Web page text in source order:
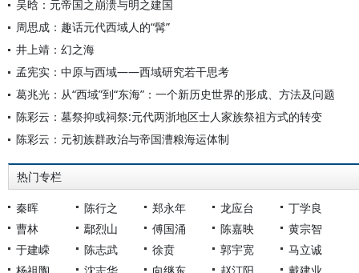
吴晗：元帝国之崩溃与明之建国
周思成：趣话元代西域人的“髯”
井上靖：幻之海
孟宪实：中原与西域——西域研究若干思考
葛兆光：从“西域”到“东海”：一个新历史世界的形成、方法及问题
陈彩云：墓祭抑或祠祭:元代两浙地区士人家族祭祖方式的转变
陈彩云：元初族群政治与帝国漕粮海运体制
热门专栏
秦晖 陈行之 郑永年 龙应台
丁学良
曹林
鄢烈山 傅国涌 陈嘉映
黄宗智
于建嵘
陈志武 徐贲 郭宇宽
马立诚